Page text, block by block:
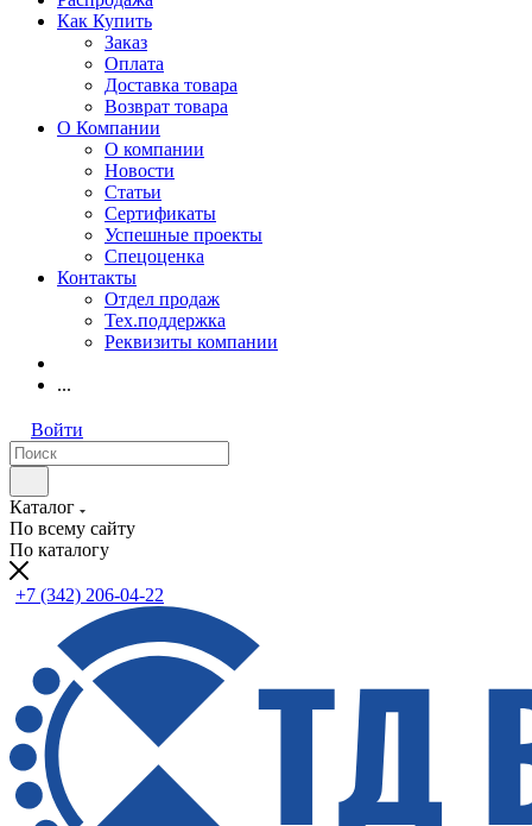
Как Купить
Заказ
Оплата
Доставка товара
Возврат товара
О Компании
О компании
Новости
Статьи
Сертификаты
Успешные проекты
Спецоценка
Контакты
Отдел продаж
Тех.поддержка
Реквизиты компании
...
Войти
Каталог
По всему сайту
По каталогу
+7 (342) 206-04-22